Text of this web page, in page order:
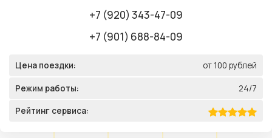
+7 (920) 343-47-09
+7 (901) 688-84-09
Цена поездки: от 100 рублей
Режим работы: 24/7
Рейтинг сервиса: